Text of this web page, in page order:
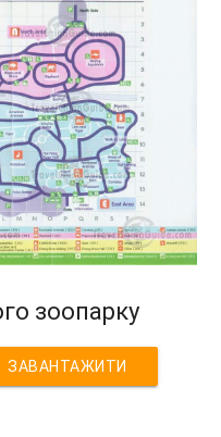
зоопарку
ЗАВАНТАЖИТИ